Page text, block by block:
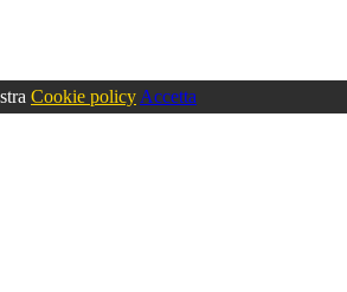
Cookie policy Accetta